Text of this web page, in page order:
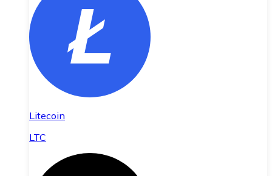
Litecoin
LTC